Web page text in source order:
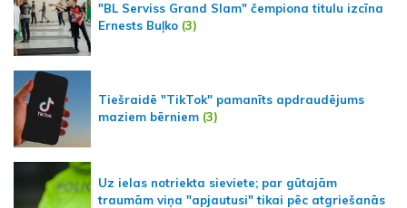
"BL Serviss Grand Slam" čempiona titulu izcīna
Ernests Buļko (3)
Tiešraidē "TikTok" pamanīts apdraudējums
maziem bērniem (3)
Uz ielas notriekta sieviete; par gūtajām
traumām viņa "apjautusi" tikai pēc atgriešanās